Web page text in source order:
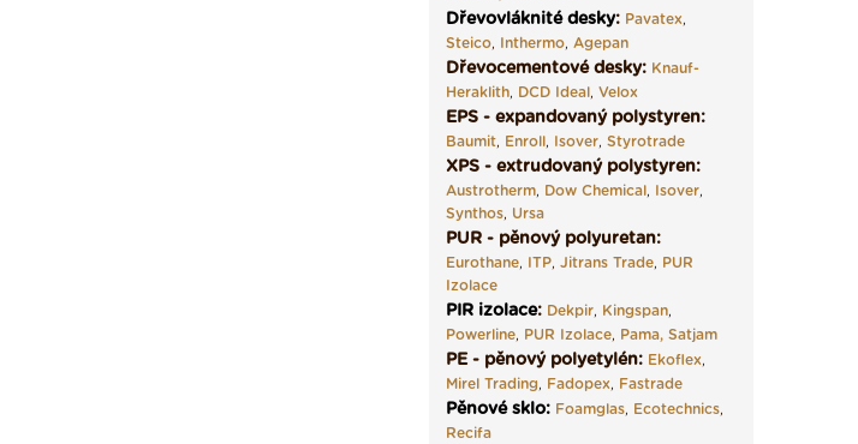
Dřevovláknité desky: Pavatex,
Steico, Inthermo, Agepan
Dřevocementové desky: Knauf-
Heraklith, DCD Ideal, Velox
EPS - expandovaný polystyren:
Baumit, Enroll, Isover, Styrotrade
XPS - extrudovaný polystyren:
Austrotherm, Dow Chemical, Isover,
Synthos, Ursa
PUR - pěnový polyuretan:
Eurothane, ITP, Jitrans Trade, PUR
Izolace
PIR izolace: Dekpir, Kingspan,
Powerline, PUR Izolace, Pama, Satjam
PE - pěnový polyetylén: Ekoflex,
Mirel Trading, Fadopex, Fastrade
Pěnové sklo: Foamglas, Ecotechnics,
Recifa